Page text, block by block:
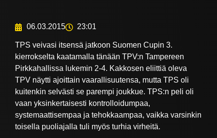
06.03.2015 23:01
TPS veivasi itsensä jatkoon Suomen Cupin 3.
kierrokselta kaatamalla tänään TPV:n Tampereen
Pirkkahallissa lukemin 2-4. Kakkosen eliittiä oleva
TPV näytti ajoittain vaarallisuutensa, mutta TPS oli
kuitenkin selvästi se parempi joukkue. TPS:n peli oli
vaan yksinkertaisesti kontrolloidumpaa,
systemaattisempaa ja tehokkaampaa, vaikka varsinkin
toisella puoliajalla tuli myös turhia virheitä.